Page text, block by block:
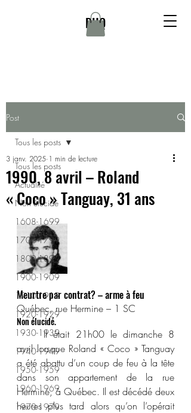
DHQ
Post
Tous les posts
Actualité
Non élucidé
1608-1699
1700-1799
1800-1899
1900-1909
1910-1919
1920-1929
1930-1939
1940-1949
1950-1959
1960-1969
1970-1979
Tous les posts
1990, 8 avril – Roland
« Coco » Tanguay, 31 ans
3 janv. 2025 1 min de lecture
Meurtre par contrat? – arme à feu
Québec, rue Hermine – 1 SC
Non élucidé.
	Il était 21h00 le dimanche 8
avril lorsque Roland « Coco » Tanguay
a été abattu d’un coup de feu à la tête
dans son appartement de la rue
Hermine, à Québec. Il est décédé deux
heures plus tard alors qu’on l’opérait